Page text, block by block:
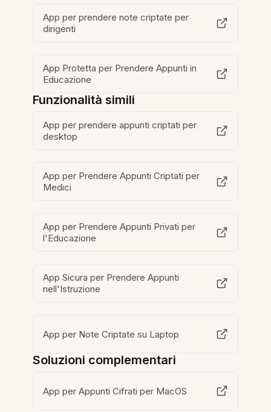
App per prendere note criptate per
dirigenti
App Protetta per Prendere Appunti in
Educazione
Funzionalità simili
App per prendere appunti criptati per
desktop
App per Prendere Appunti Criptati per
Medici
App per Prendere Appunti Privati per
l'Educazione
App Sicura per Prendere Appunti
nell'Istruzione
App per Note Criptate su Laptop
Soluzioni complementari
App per Appunti Cifrati per MacOS